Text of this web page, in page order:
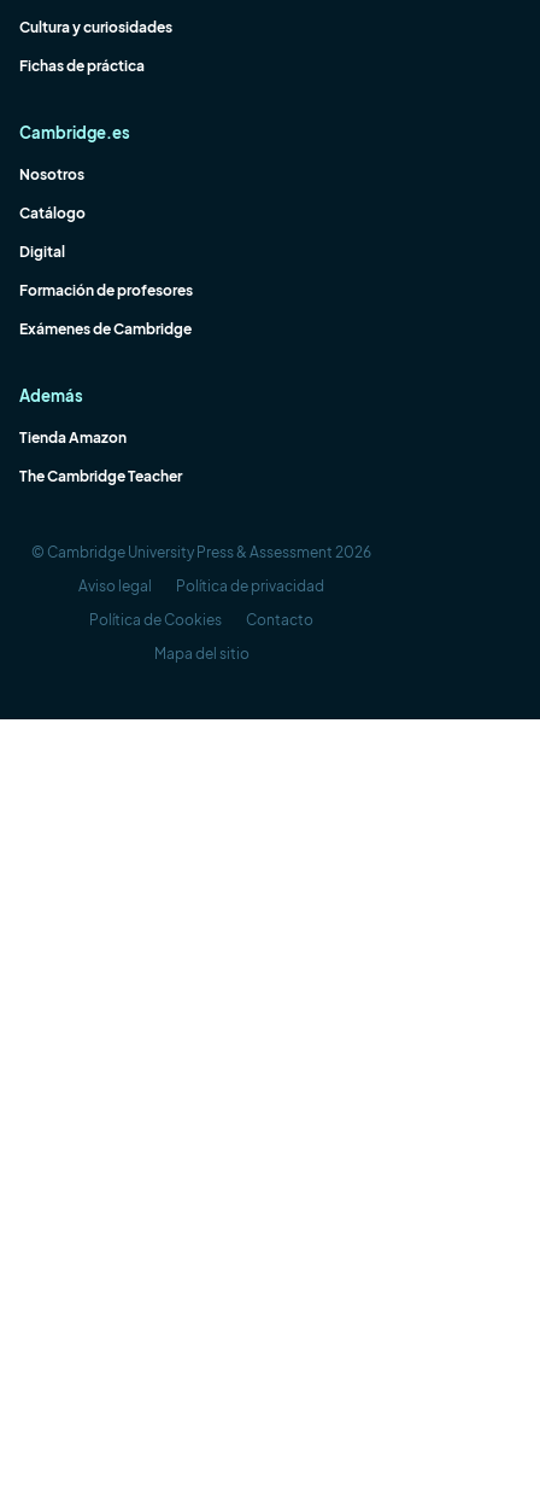
Cultura y curiosidades
Fichas de práctica
Cambridge.es
Nosotros
Catálogo
Digital
Formación de profesores
Exámenes de Cambridge
Además
Tienda Amazon
The Cambridge Teacher
© Cambridge University Press & Assessment 2026
Aviso legal
Política de privacidad
Política de Cookies
Contacto
Mapa del sitio